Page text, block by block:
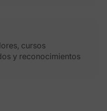
cursos
y reconocimientos